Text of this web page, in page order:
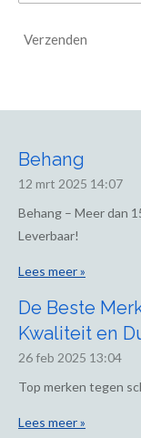
Verzenden
Behang
12 mrt 2025 14:07
Behang – Meer dan
Leverbaar!
Lees meer »
De Beste
Kwaliteit en
26 feb 2025 13:04
Top merken tegen
Lees meer »